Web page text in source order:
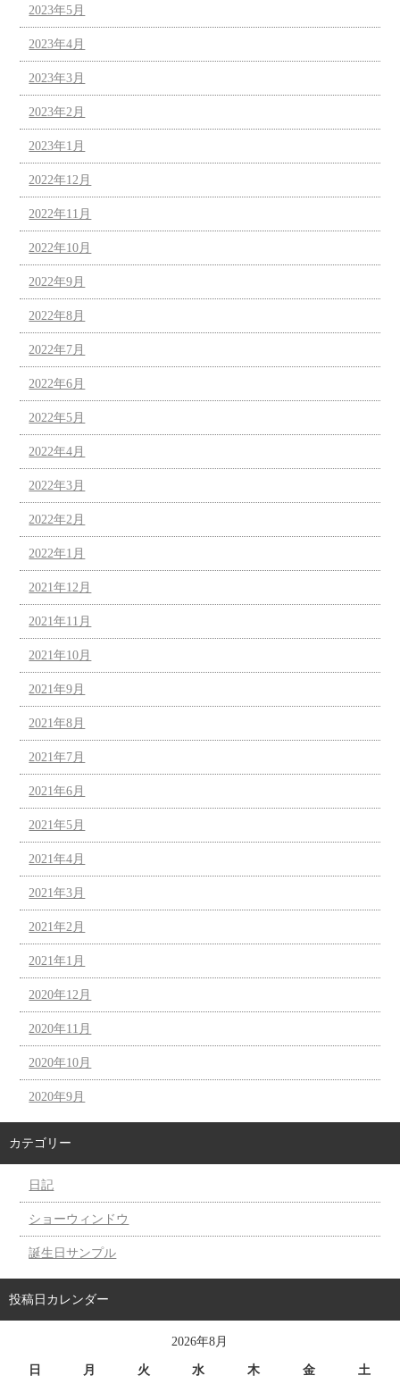
2023年5月
2023年4月
2023年3月
2023年2月
2023年1月
2022年12月
2022年11月
2022年10月
2022年9月
2022年8月
2022年7月
2022年6月
2022年5月
2022年4月
2022年3月
2022年2月
2022年1月
2021年12月
2021年11月
2021年10月
2021年9月
2021年8月
2021年7月
2021年6月
2021年5月
2021年4月
2021年3月
2021年2月
2021年1月
2020年12月
2020年11月
2020年10月
2020年9月
カテゴリー
日記
ショーウィンドウ
誕生日サンプル
投稿日カレンダー
2026年8月
日 月 火 水 木 金 土